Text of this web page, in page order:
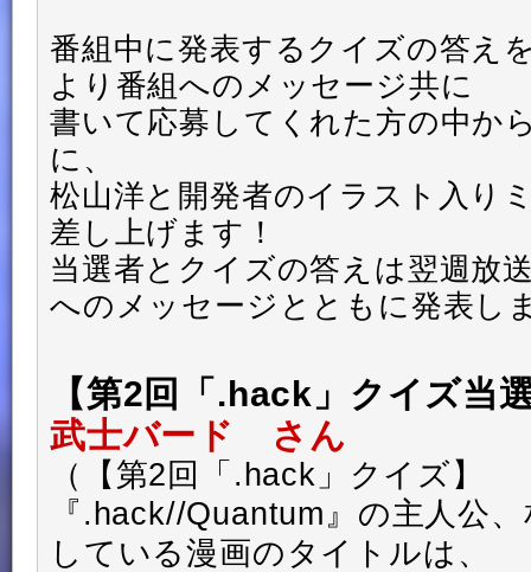
番組中に発表するクイズの答え
より番組へのメッセージ共に
書いて応募してくれた方の中か
に、
松山洋と開発者のイラスト入り
差し上げます！
当選者とクイズの答えは翌週放
へのメッセージとともに発表し
【第2回「.hack」クイズ当
武士バード さん
（【第2回「.hack」クイズ】
『.hack//Quantum』の主人公
している漫画のタイトルは、